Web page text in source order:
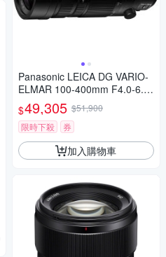
Panasonic LEICA DG VARIO-
ELMAR 100-400mm F4.0-6.3
II ASPH.POWER O.I.S. 超長焦
變焦鏡頭 公司貨 H-RSA10040
0G
$49,305 $51,900
限時下殺
券
加入購物車